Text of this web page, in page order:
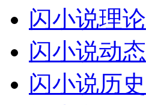
闪小说理论
闪小说动态
闪小说历史